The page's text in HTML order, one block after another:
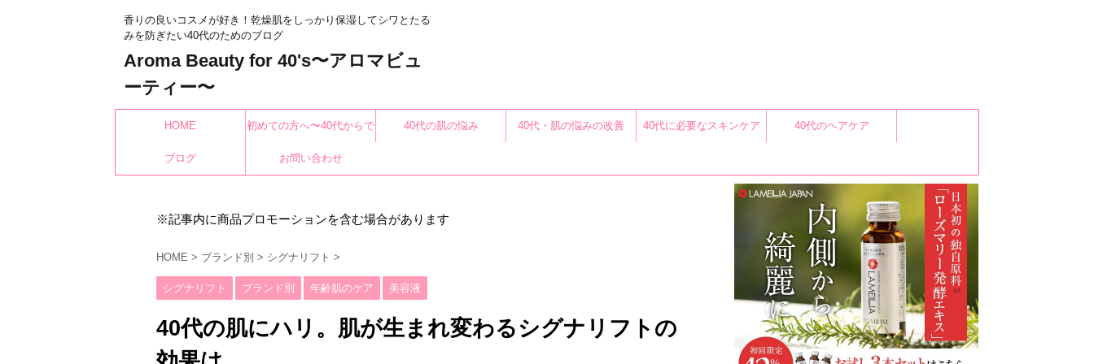
香りの良いコスメが好き！乾燥肌をしっかり保湿してシワとたる
みを防ぎたい40代のためのブログ
Aroma Beauty for 40's〜アロマビュ
ーティー〜
HOME 初めての方へ〜40代からで
もみんなキレイになれる
40代の肌の悩み 40代・肌の悩みの改善 40代に必要なスキンケア 40代のヘアケア
ブログ お問い合わせ
※記事内に商品プロモーションを含む場合があります
HOME > ブランド別 > シグナリフト >
シグナリフト ブランド別 年齢肌のケア 美容液
40代の肌にハリ。肌が生まれ変わるシグナリフトの